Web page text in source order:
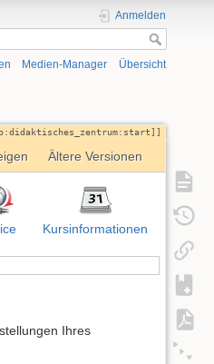
Anmelden
Medien-Manager Übersicht
Ältere Versionen
Kursinformationen
Ihres